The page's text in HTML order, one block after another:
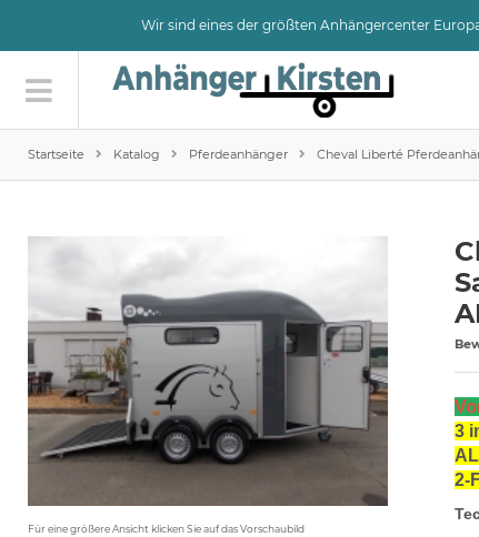
Wir sind eines der größten Anhängercenter
Startseite Katalog Pferdeanhänger Cheval Liberté
Für eine größere Ansicht klicken Sie auf das Vorschaubild
3
2-